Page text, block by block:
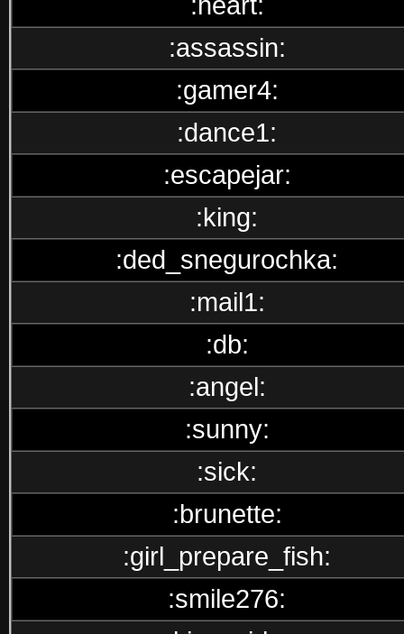
:assassin:
:gamer4:
:dance1:
:escapejar:
:king:
:ded_snegurochka:
:mail1:
:db:
:angel:
:sunny:
:sick:
:brunette:
:girl_prepare_fish:
:smile276: